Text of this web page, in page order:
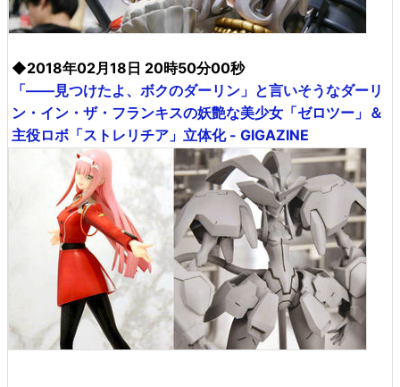
◆2018年02月18日 20時50分00秒
「――見つけたよ、ボクのダーリン」と言いそうなダーリ
ン・イン・ザ・フランキスの妖艶な美少女「ゼロツー」＆
主役ロボ「ストレリチア」立体化 - GIGAZINE